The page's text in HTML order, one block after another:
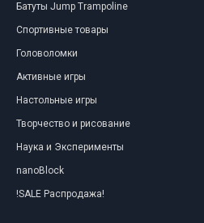
Батуты Jump Trampoline
Спортивные товары
Головоломки
Активные игры
Настольные игры
Творчество и рисование
Наука и Эксперименты
nanoBlock
!SALE Распродажа!